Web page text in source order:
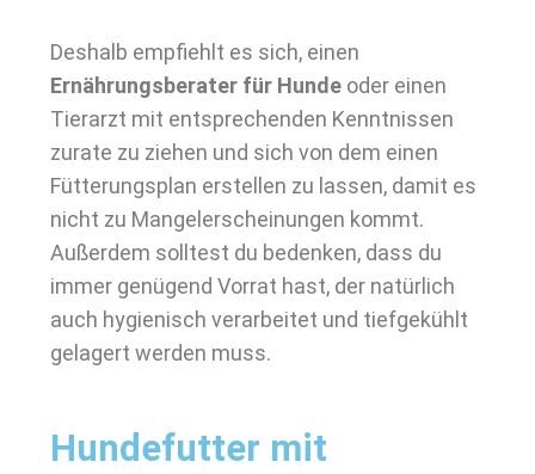
Deshalb empfiehlt es sich, einen
Ernährungsberater für Hunde oder einen
Tierarzt mit entsprechenden Kenntnissen
zurate zu ziehen und sich von dem einen
Fütterungsplan erstellen zu lassen, damit es
nicht zu Mangelerscheinungen kommt.
Außerdem solltest du bedenken, dass du
immer genügend Vorrat hast, der natürlich
auch hygienisch verarbeitet und tiefgekühlt
gelagert werden muss.
Hundefutter mit